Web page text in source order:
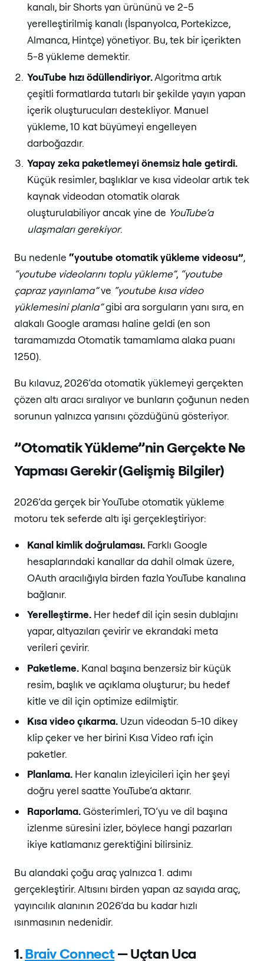
kanalı, bir Shorts yan ürününü ve 2-5
yerelleştirilmiş kanalı (İspanyolca, Portekizce,
Almanca, Hintçe) yönetiyor. Bu, tek bir içerikten
5-8 yükleme demektir.
YouTube hızı ödüllendiriyor.Algoritma artık
çeşitli formatlarda tutarlı bir şekilde yayın yapan
içerik oluşturucuları destekliyor. Manuel
yükleme, 10 kat büyümeyi engelleyen
darboğazdır.
Yapay zeka paketlemeyi önemsiz hale getirdi.
Küçük resimler, başlıklar ve kısa videolar artık tek
kaynak videodan otomatik olarak
oluşturulabiliyor ancak yine de YouTube’a
ulaşmaları gerekiyor.
Bu nedenle “youtube otomatik yükleme videosu”,
“youtube videolarını toplu yükleme”, “youtube
çapraz yayınlama”ve “youtube kısa video
yüklemesini planla”gibi ara sorguların yanı sıra, en
alakalı Google araması haline geldi (en son
taramamızda Otomatik tamamlama alaka puanı
1250).
Bu kılavuz, 2026’da otomatik yüklemeyi gerçekten
çözen altı aracı sıralıyor ve bunların çoğunun neden
sorunun yalnızca yarısını çözdüğünü gösteriyor.
”Otomatik Yükleme”nin Gerçekte Ne
Yapması Gerekir (Gelişmiş Bilgiler)
2026’da gerçek bir YouTube otomatik yükleme
motoru tek seferde altı işi gerçekleştiriyor:
Kanal kimlik doğrulaması. Farklı Google
hesaplarındaki kanallar da dahil olmak üzere,
OAuth aracılığıyla birden fazla YouTube kanalına
bağlanır.
Yerelleştirme. Her hedef dil için sesin dublajını
yapar, altyazıları çevirir ve ekrandaki meta
verileri çevirir.
Paketleme. Kanal başına benzersiz bir küçük
resim, başlık ve açıklama oluşturur; bu hedef
kitle ve dil için optimize edilmiştir.
Kısa video çıkarma. Uzun videodan 5-10 dikey
klip çeker ve her birini Kısa Video rafı için
paketler.
Planlama. Her kanalın izleyicileri için her şeyi
doğru yerel saatte YouTube’a aktarır.
Raporlama.Gösterimleri, TO’yu ve dil başına
izlenme süresini izler, böylece hangi pazarları
ikiye katlamanız gerektiğini bilirsiniz.
Bu alandaki çoğu araç yalnızca 1. adımı
gerçekleştirir. Altısını birden yapan az sayıda araç,
yayıncılık alanının 2026’da bu kadar hızlı
ısınmasının nedenidir.
1.Braiv Connect— Uçtan Uca